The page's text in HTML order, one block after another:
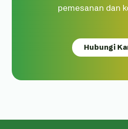
pemesanan dan
Hubungi